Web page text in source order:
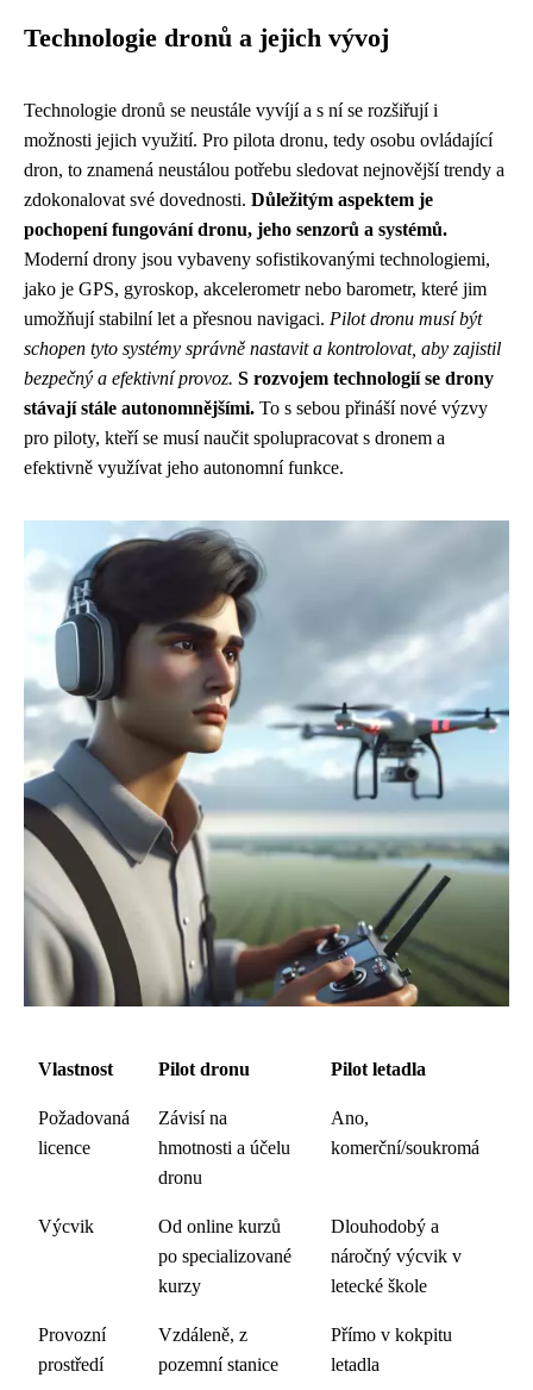
Technologie dronů a jejich vývoj
Technologie dronů se neustále vyvíjí a s ní se rozšiřují i
možnosti jejich využití. Pro pilota dronu, tedy osobu ovládající
dron, to znamená neustálou potřebu sledovat nejnovější trendy a
zdokonalovat své dovednosti. Důležitým aspektem je
pochopení fungování dronu, jeho senzorů a systémů.
Moderní drony jsou vybaveny sofistikovanými technologiemi,
jako je GPS, gyroskop, akcelerometr nebo barometr, které jim
umožňují stabilní let a přesnou navigaci. Pilot dronu musí být
schopen tyto systémy správně nastavit a kontrolovat, aby zajistil
bezpečný a efektivní provoz. S rozvojem technologií se drony
stávají stále autonomnějšími. To s sebou přináší nové výzvy
pro piloty, kteří se musí naučit spolupracovat s dronem a
efektivně využívat jeho autonomní funkce.
Vlastnost Pilot dronu Pilot letadla
Požadovaná
licence
Závisí na
hmotnosti a účelu
dronu
Ano,
komerční/soukromá
Výcvik
Od online kurzů
po specializované
kurzy
Dlouhodobý a
náročný výcvik v
letecké škole
Provozní
prostředí
Vzdáleně, z
pozemní stanice
Přímo v kokpitu
letadla